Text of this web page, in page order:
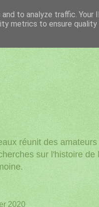
réunit des
sur l'histoire
2020
to analyze traffic. Your
metrics to ensure